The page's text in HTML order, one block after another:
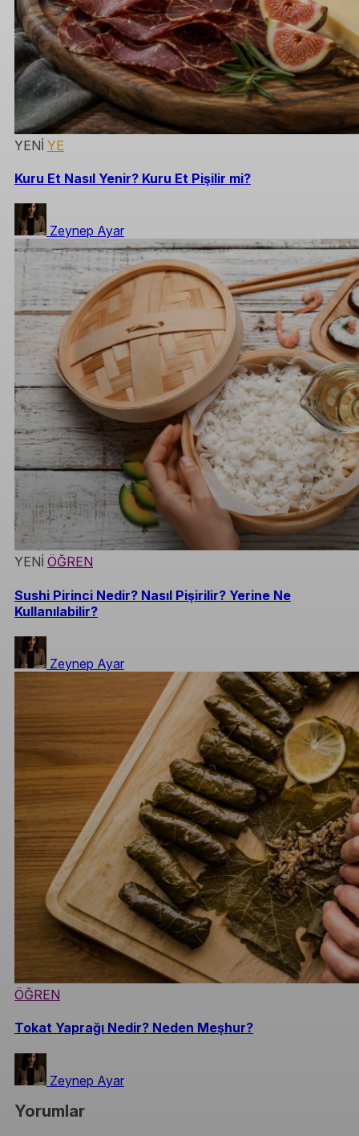
YENİ YE
Kuru Et Nasıl Yenir? Kuru Et Pişilir mi?
Zeynep Ayar
YENİ ÖĞREN
Sushi Pirinci Nedir? Nasıl Pişirilir? Yerine Ne
Kullanılabilir?
Zeynep Ayar
ÖĞREN
Tokat Yaprağı Nedir? Neden Meşhur?
Zeynep Ayar
Yorumlar